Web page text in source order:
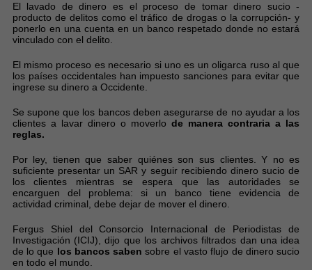
El lavado de dinero es el proceso de tomar dinero sucio -
producto de delitos como el tráfico de drogas o la corrupción- y
ponerlo en una cuenta en un banco respetado donde no estará
vinculado con el delito.
El mismo proceso es necesario si uno es un oligarca ruso al que
los países occidentales han impuesto sanciones para evitar que
ingrese su dinero a Occidente.
Se supone que los bancos deben asegurarse de no ayudar a los
clientes a lavar dinero o moverlode manera contraria a las
reglas.
Por ley, tienen que saber quiénes son sus clientes. Y no es
suficiente presentar un SAR y seguir recibiendo dinero sucio de
los clientes mientras se espera que las autoridades se
encarguen del problema: si un banco tiene evidencia de
actividad criminal, debe dejar de mover el dinero.
Fergus Shiel del Consorcio Internacional de Periodistas de
Investigación (ICIJ), dijo que los archivos filtrados dan una idea
de lo que los bancos saben sobre el vasto flujo de dinero sucio
en todo el mundo.